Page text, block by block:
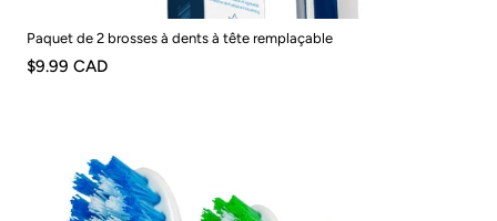
Paquet de 2 brosses à dents à tête remplaçable
$9.99 CAD